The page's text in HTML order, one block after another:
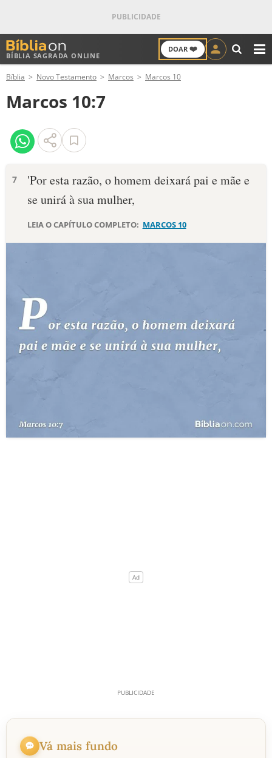
BÍBLIA SAGRADA ONLINE
DOAR ❤️
ANTIGO TESTAMENTO
NOVO TESTAMENTO
VERSÍCULOS
PALAVRA DO DIA
10 MANDAMENTOS
ESTUDOS BÍBLICOS
ESBOÇOS DE PREGAÇÃO
PERGUNTE À BÍBLIA
Bíblia Novo Testamento Marcos Marcos 10
Marcos 10:7
7
'Por esta razão, o homem deixará pai e mãe e
se unirá à sua mulher,
LEIA O CAPÍTULO COMPLETO: MARCOS 10
Vá mais fundo